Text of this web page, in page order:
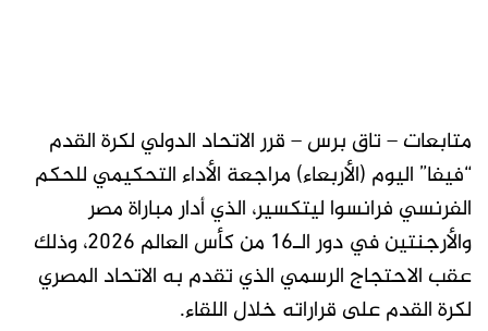
متابعات – تاق برس – قرر الاتحاد الدولي لكرة القدم
“فيفا” اليوم (الأربعاء) مراجعة الأداء التحكيمي للحكم
الفرنسي فرانسوا ليتكسير، الذي أدار مباراة مصر
والأرجنتين في دور الـ16 من كأس العالم 2026، وذلك
عقب الاحتجاج الرسمي الذي تقدم به الاتحاد المصري
لكرة القدم على قراراته خلال اللقاء.